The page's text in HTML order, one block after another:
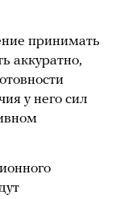
принимать
аккуратно,
у него сил